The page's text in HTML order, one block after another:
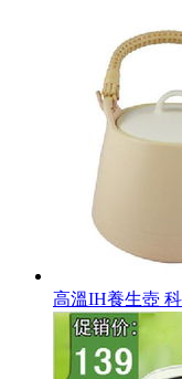
高溫IH養生壺